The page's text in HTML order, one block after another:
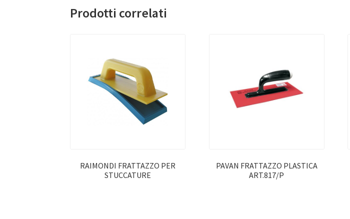
Prodotti correlati
RAIMONDI FRATTAZZO PER
STUCCATURE
PAVAN FRATTAZZO PLASTICA
ART.817/P